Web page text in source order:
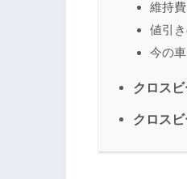
維持
値引
今の
クロス
クロス